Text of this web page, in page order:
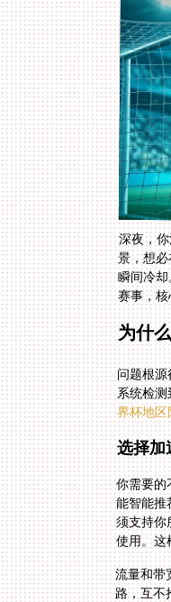
深夜，
景，想
瞬间冷
赛事，
为什
问题根
系统检
界杯地区
选择加
你需要
能智能
须支持
使用。这
流量和带
路，互不
你的隐私